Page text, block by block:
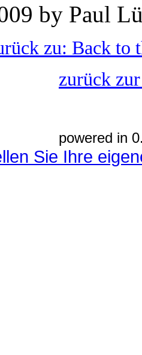
by Paul
zu: Back to
zurück
powered in
Sie Ihre